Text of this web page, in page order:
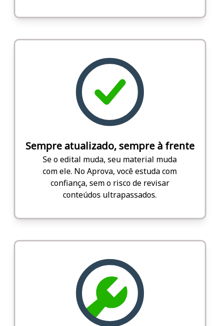
Sempre atualizado, sempre à frente
Se o edital muda, seu material muda
com ele. No Aprova, você estuda com
confiança, sem o risco de revisar
conteúdos ultrapassados.